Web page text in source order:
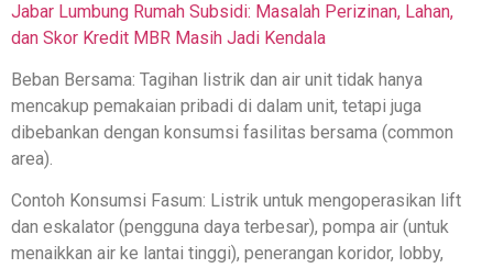
Jabar Lumbung Rumah Subsidi: Masalah Perizinan, Lahan,
dan Skor Kredit MBR Masih Jadi Kendala
Beban Bersama: Tagihan listrik dan air unit tidak hanya
mencakup pemakaian pribadi di dalam unit, tetapi juga
dibebankan dengan konsumsi fasilitas bersama (common
area).
Contoh Konsumsi Fasum: Listrik untuk mengoperasikan lift
dan eskalator (pengguna daya terbesar), pompa air (untuk
menaikkan air ke lantai tinggi), penerangan koridor, lobby,